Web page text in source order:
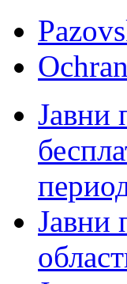
Јавни
Јавни